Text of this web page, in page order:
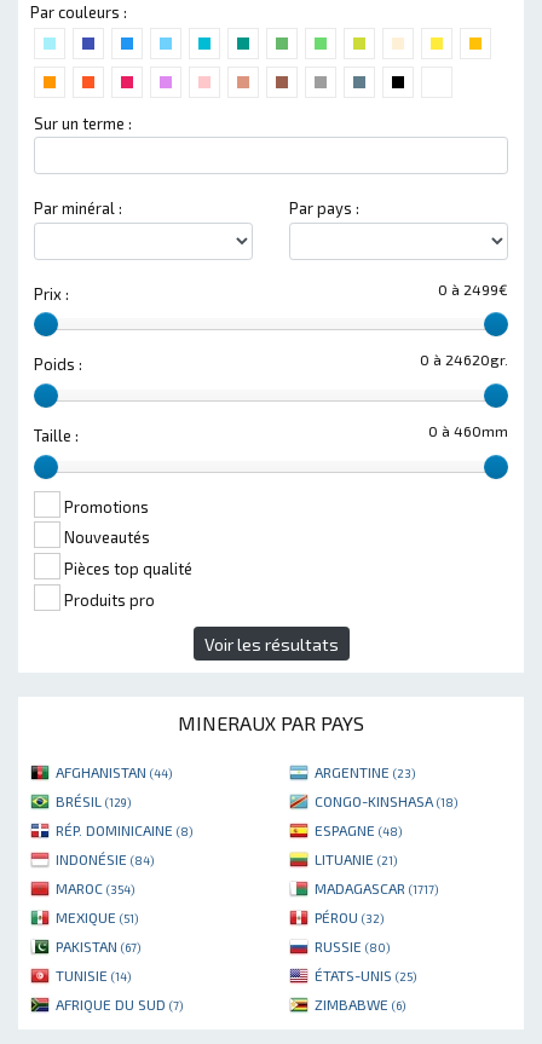
Par couleurs :
Sur un terme :
Par minéral : Par pays :
0 à 2499€
Prix :
0 à 24620gr.
Poids :
0 à 460mm
Taille :
Promotions
Nouveautés
Pièces top qualité
Produits pro
Voir les résultats
MINERAUX PAR PAYS
AFGHANISTAN (44) ARGENTINE (23)
BRÉSIL (129) CONGO-KINSHASA (18)
RÉP. DOMINICAINE (8) ESPAGNE (48)
INDONÉSIE (84) LITUANIE (21)
MAROC (354) MADAGASCAR (1717)
MEXIQUE (51) PÉROU (32)
PAKISTAN (67) RUSSIE (80)
TUNISIE (14) ÉTATS-UNIS (25)
AFRIQUE DU SUD (7) ZIMBABWE (6)